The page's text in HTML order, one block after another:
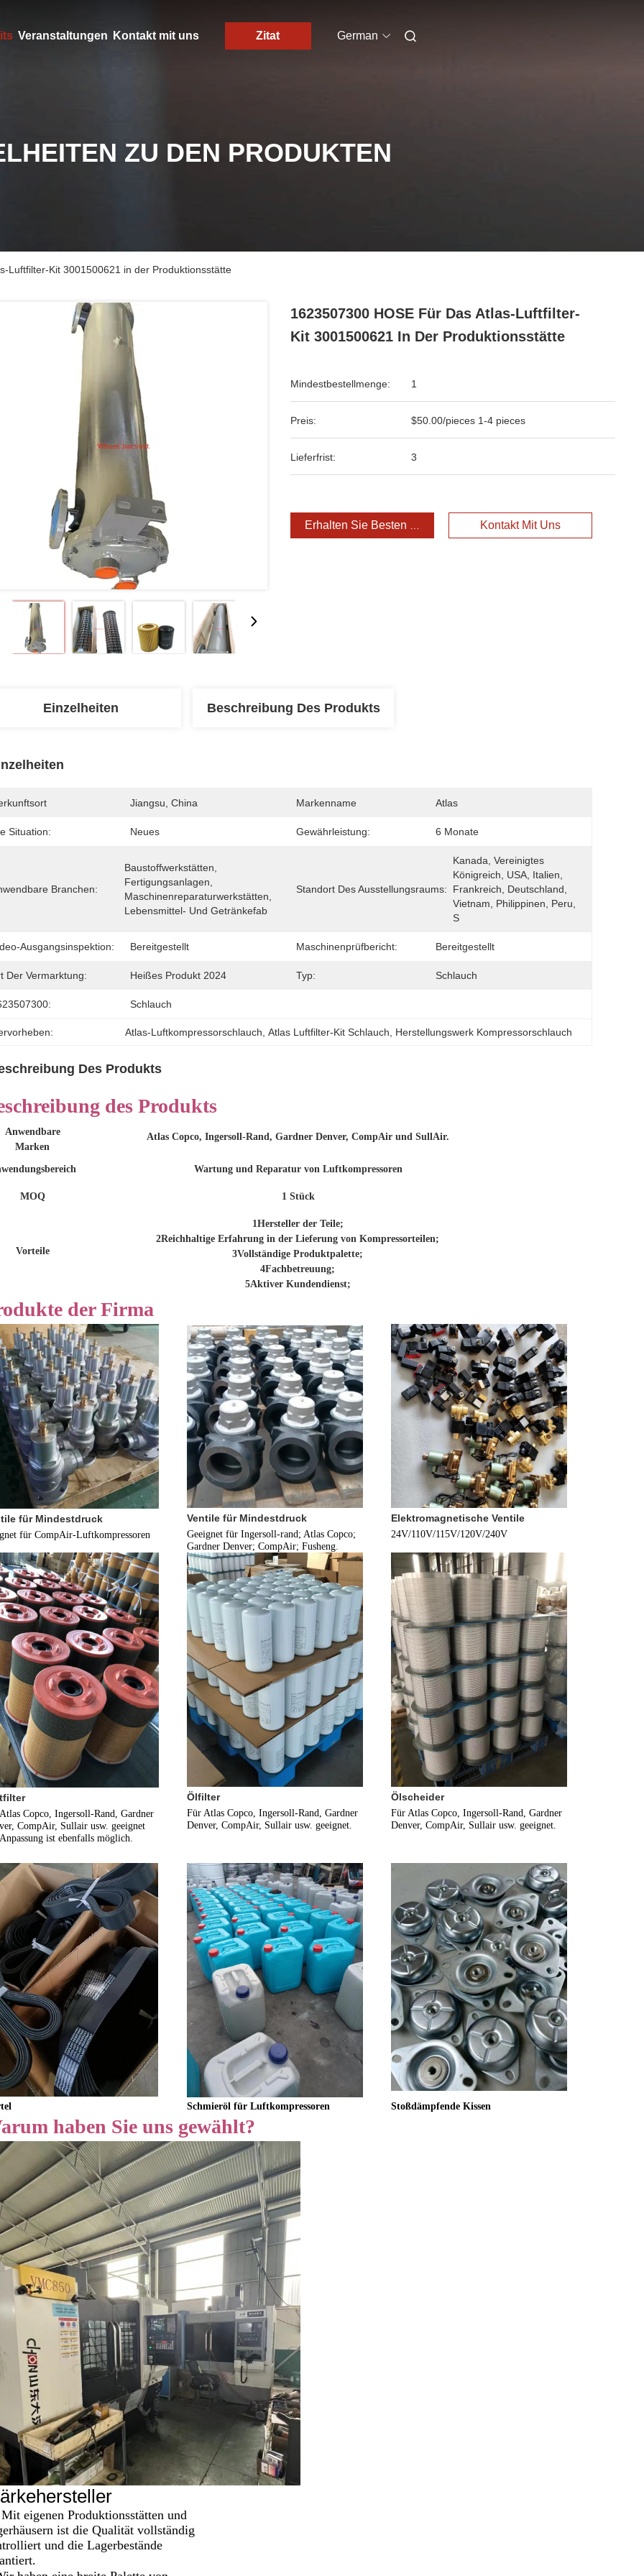
Veranstaltungen Kontakt mit uns Zitat German
ZU DEN PRODUKTEN
Luftfilter-Kit 3001500621 in der Produktionsstätte
1623507300 HOSE Für Das Atlas-Luftfilter-
Kit 3001500621 In Der Produktionsstätte
Mindestbestellmenge: 1
Preis: $50.00/pieces 1-4 pieces
Lieferfrist: 3
Erhalten Sie Besten Preis Kontakt Mit Uns
Einzelheiten Beschreibung Des Produkts
Jiangsu, China Markenname Atlas
Situation: Neues Gewährleistung: 6 Monate
Branchen:
Baustoffwerkstätten,
Fertigungsanlagen,
Maschinenreparaturwerkstätten,
Lebensmittel- Und Getränkefab
Standort Des Ausstellungsraums:
Kanada, Vereinigtes
Königreich, USA, Italien,
Frankreich, Deutschland,
Vietnam, Philippinen, Peru,
S
Ausgangsinspektion: Bereitgestellt Maschinenprüfbericht: Bereitgestellt
Der Vermarktung: Heißes Produkt 2024 Typ: Schlauch
Schlauch
Atlas-Luftkompressorschlauch , Atlas Luftfilter-Kit Schlauch Herstellungswerk Kompressorschlauch
Des Produkts
des Produkts
Anwendbare
Marken
Atlas Copco, Ingersoll-Rand, Gardner Denver, CompAir und SullAir.
Wartung und Reparatur von Luftkompressoren
MOQ 1 Stück
Vorteile
1Hersteller der Teile;
2Reichhaltige Erfahrung in der Lieferung von Kompressorteilen;
3Vollständige Produktpalette;
4Fachbetreuung;
5Aktiver Kundendienst;
der Firma
für Mindestdruck
für CompAir-Luftkompressoren
Ventile für Mindestdruck
Geeignet für Ingersoll-rand; Atlas Copco;
Gardner Denver; CompAir; Fusheng.
Elektromagnetische Ventile
24V/110V/115V/120V/240V
Copco, Ingersoll-Rand, Gardner
CompAir, Sullair usw. geeignet
ist ebenfalls möglich.
Ölfilter
Für Atlas Copco, Ingersoll-Rand, Gardner
Denver, CompAir, Sullair usw. geeignet.
Ölscheider
Für Atlas Copco, Ingersoll-Rand, Gardner
Denver, CompAir, Sullair usw. geeignet.
Schmieröl für Luftkompressoren Stoßdämpfende Kissen
haben Sie uns gewählt?
eigenen Produktionsstätten und
ist die Qualität vollständig
und die Lagerbestände